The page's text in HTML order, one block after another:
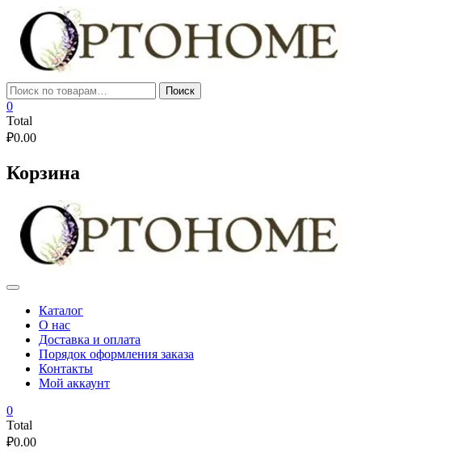
content
Искать: Поиск
0
Total
₽0.00
Корзина
Каталог
О нас
Доставка и оплата
Порядок оформления заказа
Контакты
Мой аккаунт
0
Total
₽0.00